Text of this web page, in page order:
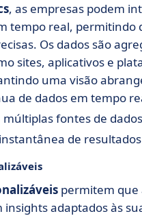
, as empresas podem
tempo real, permitindo
Os dados são
sites, aplicativos e
uma visão
de dados em tempo
fontes de dados
de resultados
permitem que
adaptados às